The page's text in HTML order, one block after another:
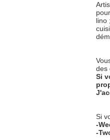
lino
des
Si
Si
-
-